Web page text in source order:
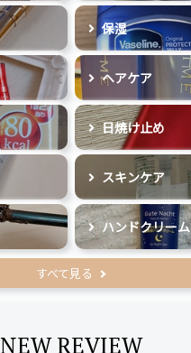
保湿
ヘアケア
日焼け止め
スキンケア
ハンドクリーム
すべて見る
NEW REVIEW